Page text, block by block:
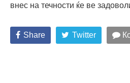
внес на течности ќе ве
Share Twitter